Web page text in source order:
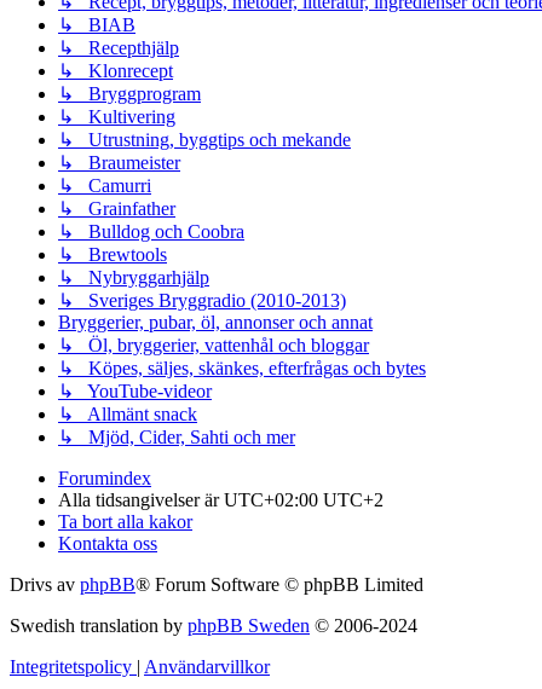
↳ BIAB
↳ Recepthjälp
↳ Klonrecept
↳ Bryggprogram
↳ Kultivering
↳ Utrustning, byggtips och mekande
↳ Braumeister
↳ Camurri
↳ Grainfather
↳ Bulldog och Coobra
↳ Brewtools
↳ Nybryggarhjälp
↳ Sveriges Bryggradio (2010-2013)
Bryggerier, pubar, öl, annonser och annat
↳ Öl, bryggerier, vattenhål och bloggar
↳ Köpes, säljes, skänkes, efterfrågas och bytes
↳ YouTube-videor
↳ Allmänt snack
↳ Mjöd, Cider, Sahti och mer
Forumindex
Alla tidsangivelser är UTC+02:00 UTC+2
Ta bort alla kakor
Kontakta oss
Drivs av phpBB® Forum Software © phpBB Limited
Swedish translation by phpBB Sweden © 2006-2024
Integritetspolicy | Användarvillkor